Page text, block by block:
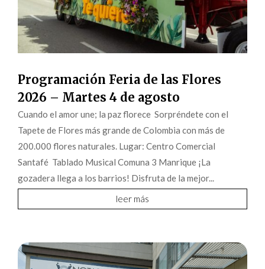
Programación Feria de las Flores
2026 – Martes 4 de agosto
Cuando el amor une; la paz florece Sorpréndete con el
Tapete de Flores más grande de Colombia con más de
200.000 flores naturales. Lugar: Centro Comercial
Santafé Tablado Musical Comuna 3 Manrique ¡La
gozadera llega a los barrios! Disfruta de la mejor...
leer más